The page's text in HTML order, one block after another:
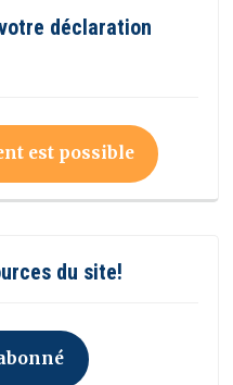
déclaration
est possible
du site!